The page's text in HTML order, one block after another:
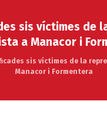
sis víctimes de
a Manacor i
sis víctimes de la
Manacor i Formentera